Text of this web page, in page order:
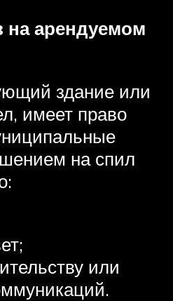
на арендуемом
здание или
имеет право
на спил
или